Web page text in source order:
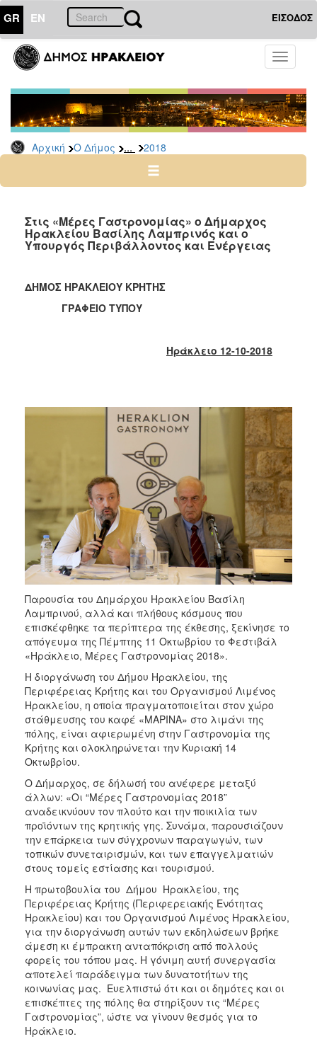
GR EN ΕΙΣΟΔΟΣ
Toggle
Αρχική Ο Δήμος ... 2018
ΔΗΜΟΣ
Δελτία
Τύπου
Αρχείο
2026
2024
2022
2021
2013
ΤΟΠΟΣ
ΠΟΛΙΤΙΣΜΟΣ
ΑΝΘΕΚΤΙΚΗ
ΠΟΛΗ
Στις «Μέρες Γαστρονομίας» ο Δήμαρχος
Ηρακλείου Βασίλης Λαμπρινός και ο
Υπουργός Περιβάλλοντος και Ενέργειας
ΔΗΜΟΣ ΗΡΑΚΛΕΙΟΥ ΚΡΗΤΗΣ
ΓΡΑΦΕΙΟ ΤΥΠΟΥ
Ηράκλειο 12-10-2018
Παρουσία του Δημάρχου Ηρακλείου Βασίλη
Λαμπρινού, αλλά και πλήθους κόσμους που
επισκέφθηκε τα περίπτερα της έκθεσης, ξεκίνησε το
απόγευμα της Πέμπτης 11 Οκτωβρίου το Φεστιβάλ
«Ηράκλειο, Μέρες Γαστρονομίας 2018».
Η διοργάνωση του Δήμου Ηρακλείου, της
Περιφέρειας Κρήτης και του Οργανισμού Λιμένος
Ηρακλείου, η οποία πραγματοποιείται στον χώρο
στάθμευσης του καφέ «ΜΑΡΙΝΑ» στο λιμάνι της
πόλης, είναι αφιερωμένη στην Γαστρονομία της
Κρήτης και ολοκληρώνεται την Κυριακή 14
Οκτωβρίου.
Ο Δήμαρχος, σε δήλωσή του ανέφερε μεταξύ
άλλων: «Οι “Μέρες Γαστρονομίας 2018”
αναδεικνύουν τον πλούτο και την ποικιλία των
προϊόντων της κρητικής γης. Συνάμα, παρουσιάζουν
την επάρκεια των σύγχρονων παραγωγών, των
τοπικών συνεταιρισμών, και των επαγγελματιών
στους τομείς εστίασης και τουρισμού.
Η πρωτοβουλία του Δήμου Ηρακλείου, της
Περιφέρειας Κρήτης (Περιφερειακής Ενότητας
Ηρακλείου) και του Οργανισμού Λιμένος Ηρακλείου,
για την διοργάνωση αυτών των εκδηλώσεων βρήκε
άμεση κι έμπρακτη ανταπόκριση από πολλούς
φορείς του τόπου μας. Η γόνιμη αυτή συνεργασία
αποτελεί παράδειγμα των δυνατοτήτων της
κοινωνίας μας. Ευελπιστώ ότι και οι δημότες και οι
επισκέπτες της πόλης θα στηρίξουν τις “Μέρες
Γαστρονομίας”, ώστε να γίνουν θεσμός για το
Ηράκλειο.